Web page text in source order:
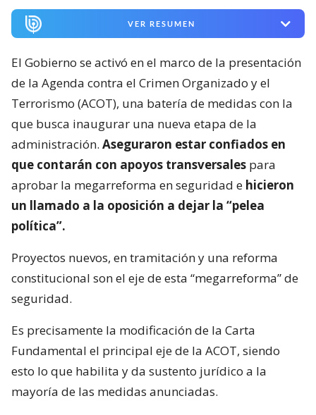
VER RESUMEN
El Gobierno se activó en el marco de la presentación
de la Agenda contra el Crimen Organizado y el
Terrorismo (ACOT), una batería de medidas con la
que busca inaugurar una nueva etapa de la
administración. Aseguraron estar confiados en
que contarán con apoyos transversales para
aprobar la megarreforma en seguridad e hicieron
un llamado a la oposición a dejar la “pelea
política”.
Proyectos nuevos, en tramitación y una reforma
constitucional son el eje de esta “megarreforma” de
seguridad.
Es precisamente la modificación de la Carta
Fundamental el principal eje de la ACOT, siendo
esto lo que habilita y da sustento jurídico a la
mayoría de las medidas anunciadas.